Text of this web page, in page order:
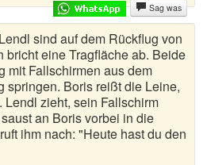
Sag was
sind auf dem Rückflug von
bricht eine Tragfläche ab. Beide
mit Fallschirmen aus dem
springen. Boris reißt die Leine,
zieht, sein Fallschirm
an Boris vorbei in die
ihm nach: "Heute hast du den